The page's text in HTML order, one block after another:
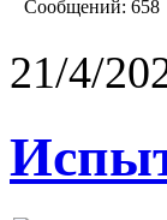
Сообщений: 658
21/4/